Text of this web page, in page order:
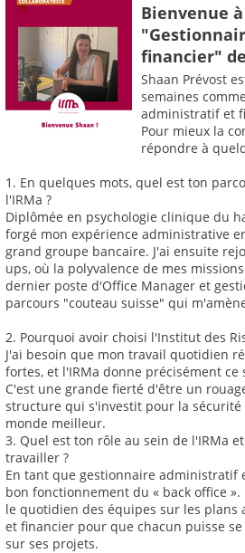
Bienvenue
financier"
Shaan Prévost
semaines
administratif et
Pour mieux la
répondre à
1. En quelques mots, quel est ton
l'IRMa ?
Diplômée en psychologie clinique du
forgé mon expérience administrative
grand groupe bancaire. J'ai ensuite
ups, où la polyvalence de mes
dernier poste d'Office Manager et
parcours "couteau suisse" qui
2. Pourquoi avoir choisi l'Institut des
J'ai besoin que mon travail quotidien
fortes, et l'IRMa donne précisément ce
C'est une grande fierté d'être un
structure qui s'investit pour la
monde meilleur.
3. Quel est ton rôle au sein de l'IRMa
travailler ?
En tant que gestionnaire administratif
bon fonctionnement du « back office
le quotidien des équipes sur les
et financier pour que chacun puisse
sur ses projets.